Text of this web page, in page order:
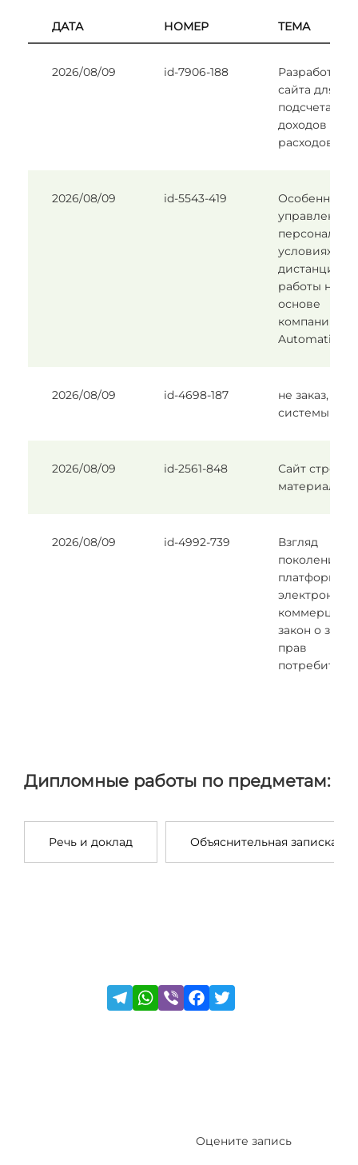
ДАТА НОМЕР ТЕМА
2026/08/09 id-7906-188
Разработка
сайта для
подсчета
доходов и
расходов.
2026/08/09 id-5543-419
Особенности
управления
персоналом
условиях
работы на
основе
компании
Automatic
2026/08/09 id-4698-187
не заказ, тест
системы
2026/08/09 id-2561-848
Сайт строй
материалов
2026/08/09 id-4992-739
Взгляд
поколения Z
платформы
электронной
коммерции
закон о
прав
Дипломные работы по предметам:
Речь и доклад Объяснительная записка
Оцените запись